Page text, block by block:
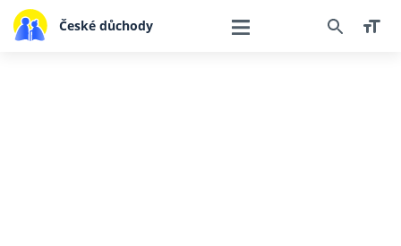
České důchody